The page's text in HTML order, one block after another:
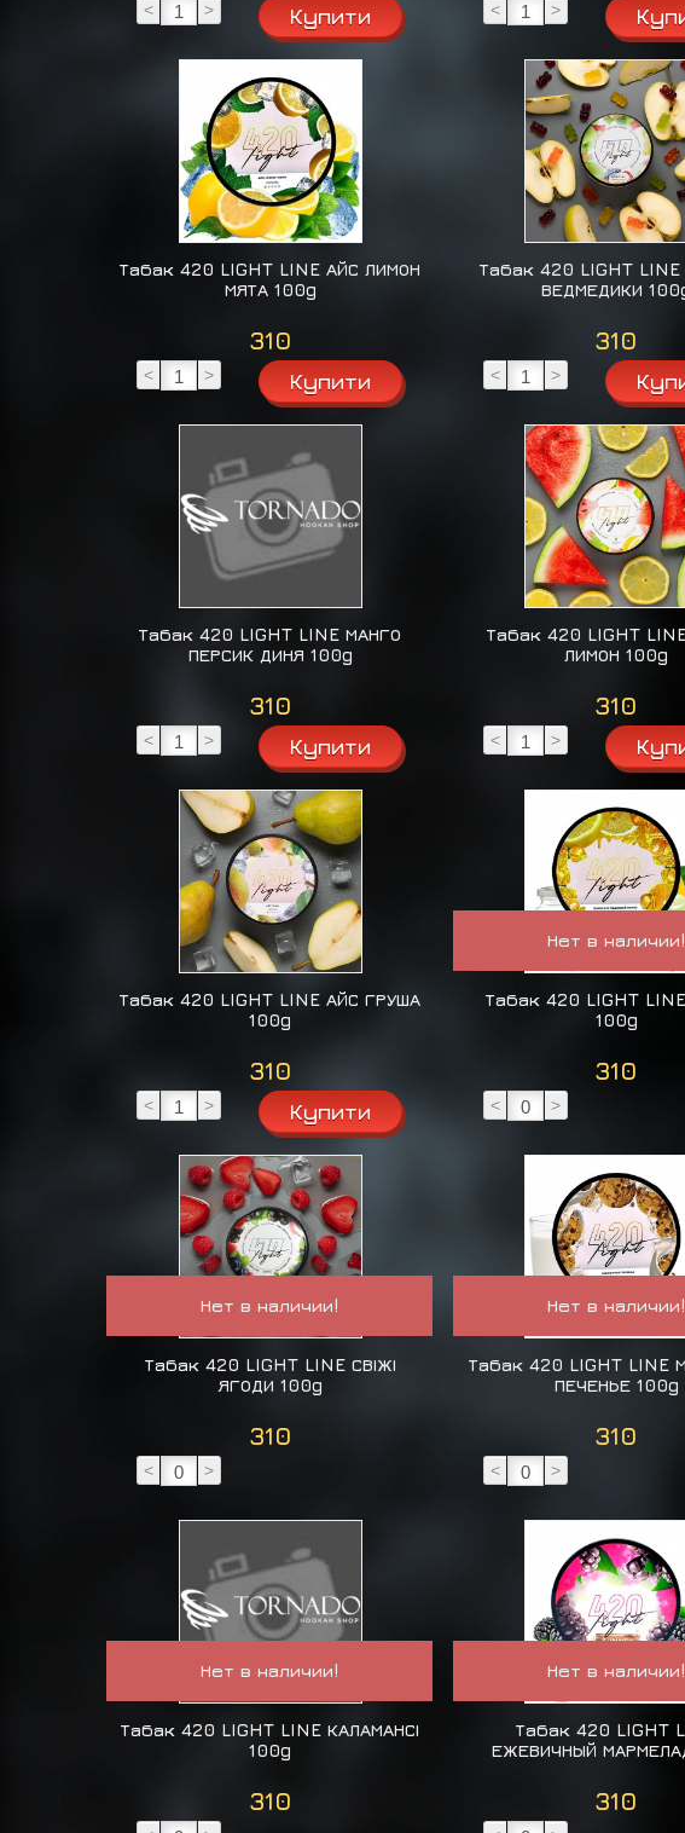
< > < >
Табак 420 LIGHT LINE АЙС ЛИМОН
МЯТА 100g
310
< >
Табак 420 LIGHT LINE
ВЕДМЕДИКИ
310
< >
Табак 420 LIGHT LINE МАНГО
ПЕРСИК ДИНЯ 100g
310
< >
Табак 420 LIGHT
ЛИМОН 100g
310
< >
Табак 420 LIGHT LINE АЙС ГРУША
100g
310
< >
Нет в наличии!
Табак 420 LIGHT
100g
310
< >
Нет в наличии!
Табак 420 LIGHT LINE СВІЖІ
ЯГОДИ 100g
310
< >
Нет в наличии!
Табак 420 LIGHT LINE
ПЕЧЕНЬЕ 100g
310
< >
Нет в наличии!
Табак 420 LIGHT LINE КАЛАМАНСІ
100g
310
Нет в наличии!
Табак 420 LIGHT
ЕЖЕВИЧНЫЙ
310